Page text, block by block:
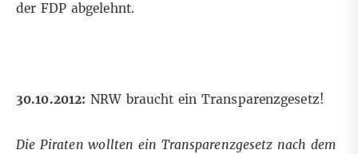
der FDP abgelehnt.
30.10.2012: NRW braucht ein Transparenzgesetz!
Die Piraten wollten ein Transparenzgesetz nach dem